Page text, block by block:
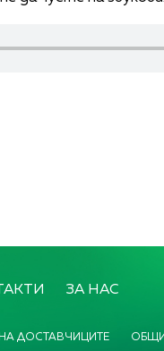
ЗА НАС
ДОСТАВЧИЦИТЕ